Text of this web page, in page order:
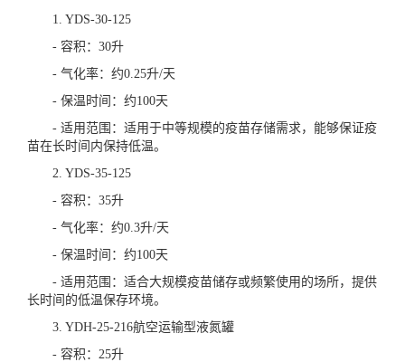
1. YDS-30-125
- 容积：30升
- 气化率：约0.25升/天
- 保温时间：约100天
- 适用范围：适用于中等规模的疫苗存储需求，能够保证疫
苗在长时间内保持低温。
2. YDS-35-125
- 容积：35升
- 气化率：约0.3升/天
- 保温时间：约100天
- 适用范围：适合大规模疫苗储存或频繁使用的场所，提供
长时间的低温保存环境。
3. YDH-25-216航空运输型液氮罐
- 容积：25升